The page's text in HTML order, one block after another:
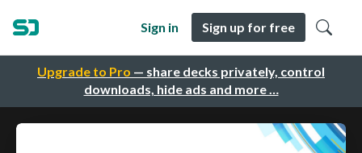
Upgrade to Pro — share decks privately, control
downloads, hide ads and more …
Sign in Sign up for free